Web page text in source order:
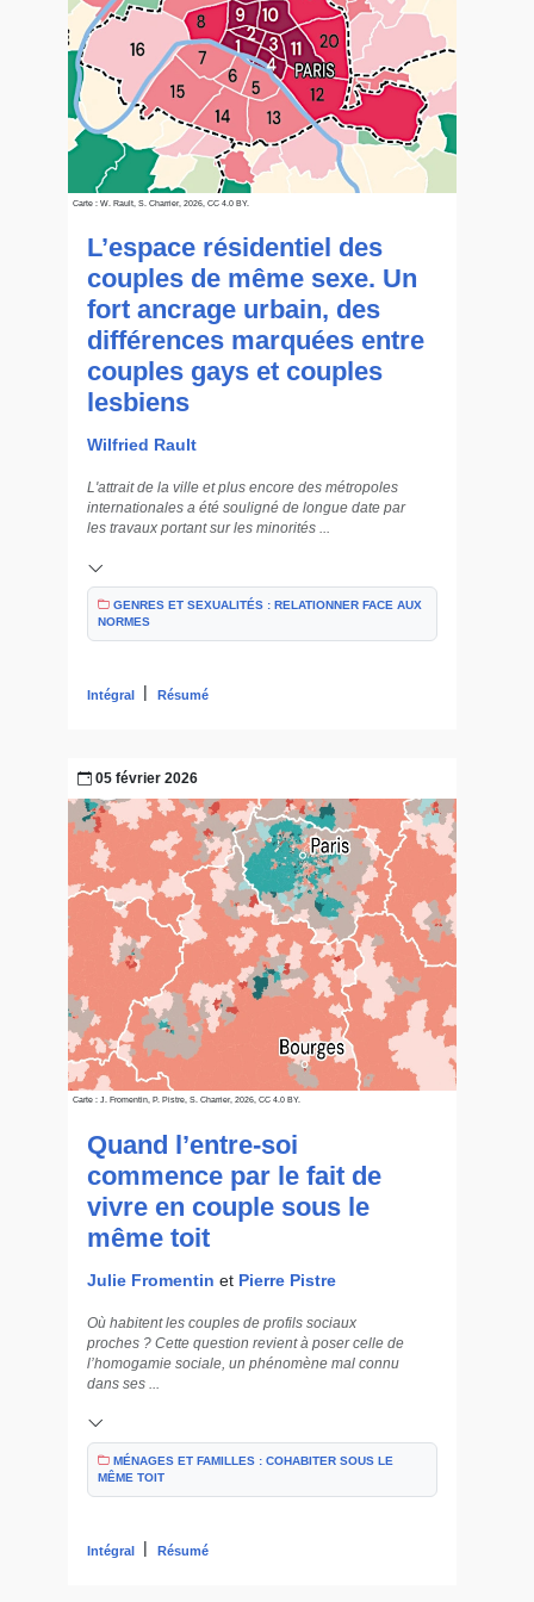
Carte : W. Rault, S. Charrier, 2026, CC 4.0 BY.
L’espace résidentiel des
couples de même sexe. Un
fort ancrage urbain, des
différences marquées entre
couples gays et couples
lesbiens
Wilfried Rault
L'attrait de la ville et plus encore des métropoles
internationales a été souligné de longue date par
les travaux portant sur les minorités ...
GENRES ET SEXUALITÉS : RELATIONNER FACE AUX
NORMES
Intégral | Résumé
05 février 2026
Carte : J. Fromentin, P. Pistre, S. Charrier, 2026, CC 4.0 BY.
Quand l’entre-soi
commence par le fait de
vivre en couple sous le
même toit
Julie Fromentin et Pierre Pistre
Où habitent les couples de profils sociaux
proches ? Cette question revient à poser celle de
l’homogamie sociale, un phénomène mal connu
dans ses ...
MÉNAGES ET FAMILLES : COHABITER SOUS LE
MÊME TOIT
Intégral | Résumé